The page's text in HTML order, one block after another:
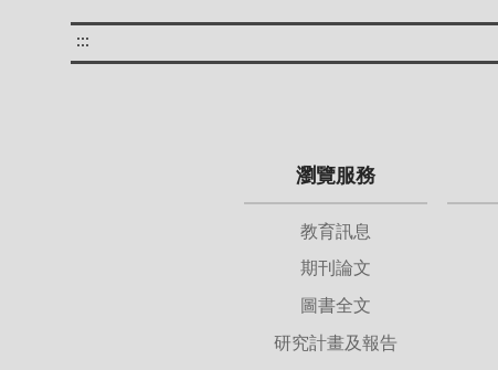
:::
瀏覽服務
教育訊息
期刊論文
圖書全文
研究計畫及報告